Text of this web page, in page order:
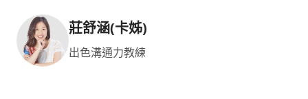
莊舒涵(卡姊)
出色溝通力教練